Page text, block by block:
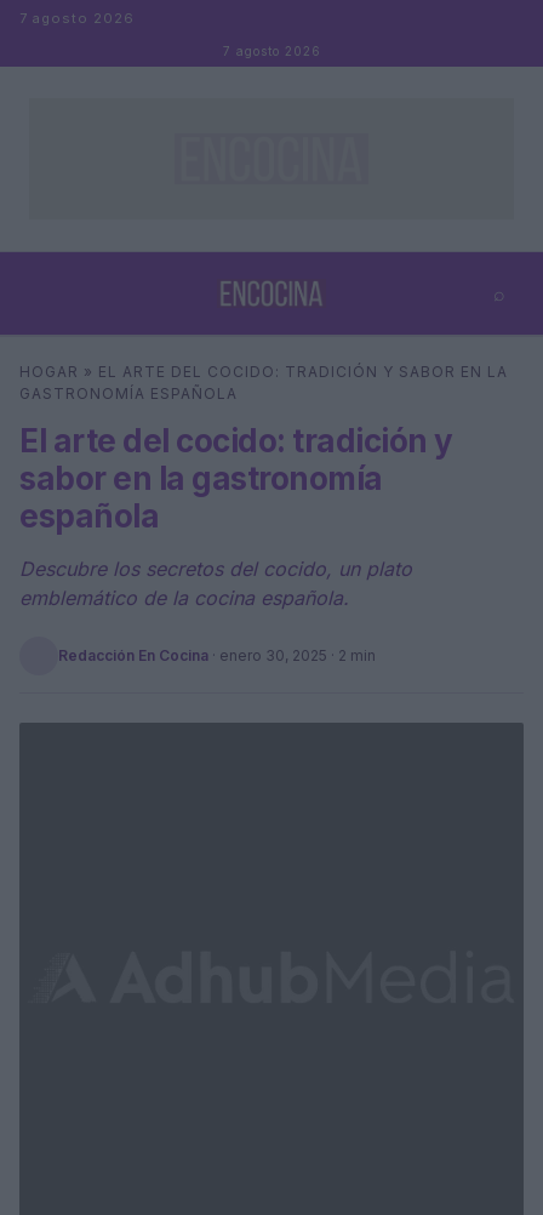
Saltar al contenido
7 agosto 2026
7 agosto 2026
⌕
Buscar ⌕ ×
HOGAR » EL ARTE DEL COCIDO: TRADICIÓN Y SABOR EN LA
GASTRONOMÍA ESPAÑOLA
El arte del cocido: tradición y
sabor en la gastronomía
española
Descubre los secretos del cocido, un plato
emblemático de la cocina española.
Redacción En Cocina · enero 30, 2025 · 2 min